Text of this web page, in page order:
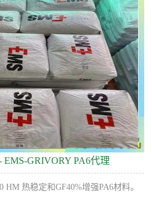
EMS-GRIVORY PA6代理
热稳定和GF40%增强PA6材料。